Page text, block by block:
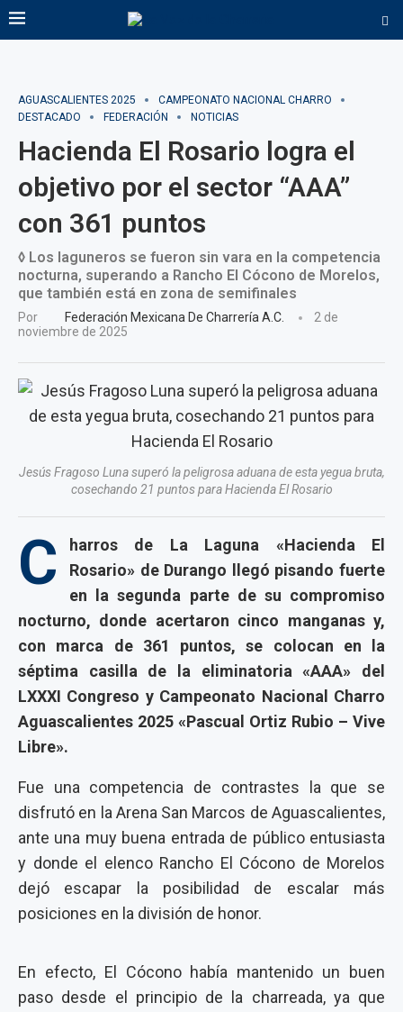
AGUASCALIENTES 2025
CAMPEONATO NACIONAL CHARRO
DESTACADO
FEDERACIÓN NOTICIAS
Hacienda El Rosario logra el
objetivo por el sector “AAA”
con 361 puntos
◊ Los laguneros se fueron sin vara en la competencia
nocturna, superando a Rancho El Cócono de Morelos,
que también está en zona de semifinales
Por Federación Mexicana De Charrería A.C.
2 de
noviembre de 2025
Jesús Fragoso Luna superó la peligrosa aduana de esta yegua bruta,
cosechando 21 puntos para Hacienda El Rosario
C
harros de La Laguna «Hacienda El
Rosario» de Durango llegó pisando fuerte
en la segunda parte de su compromiso
nocturno, donde acertaron cinco manganas y,
con marca de 361 puntos, se colocan en la
séptima casilla de la eliminatoria «AAA» del
LXXXI Congreso y Campeonato Nacional Charro
Aguascalientes 2025 «Pascual Ortiz Rubio – Vive
Libre».
Fue una competencia de contrastes la que se
disfrutó en la Arena San Marcos de Aguascalientes,
ante una muy buena entrada de público entusiasta
y donde el elenco Rancho El Cócono de Morelos
dejó escapar la posibilidad de escalar más
posiciones en la división de honor.
En efecto, El Cócono había mantenido un buen
paso desde el principio de la charreada, ya que